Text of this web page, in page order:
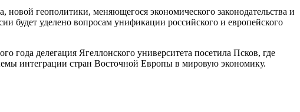
геополитики, меняющегося экономического законодательства и
будет уделено вопросам унификации российского и европейского
года делегация Ягеллонского университета посетила Псков, где
интеграции стран Восточной Европы в мировую экономику.